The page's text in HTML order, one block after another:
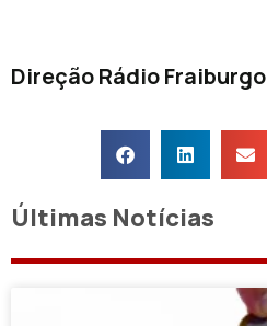
Direção Rádio Fraiburgo
Últimas Notícias